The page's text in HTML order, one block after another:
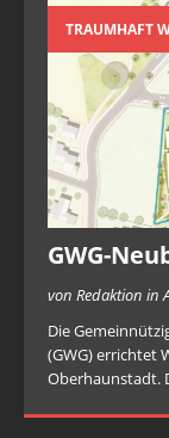
TRAUMHAFT
GWG-
von Redaktion in
Die
(GWG) errichtet
Oberhaunstadt.